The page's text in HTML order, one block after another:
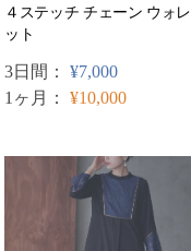
４ステッチ チェーン ウォレ
ット
3日間： ¥7,000
1ヶ月： ¥10,000